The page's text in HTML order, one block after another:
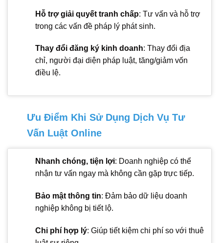
Hỗ trợ giải quyết tranh chấp: Tư vấn và hỗ trợ
trong các vấn đề pháp lý phát sinh.
Thay đổi đăng ký kinh doanh: Thay đổi địa
chỉ, người đại diện pháp luật, tăng/giảm vốn
điều lệ.
Ưu Điểm Khi Sử Dụng Dịch Vụ Tư
Vấn Luật Online
Nhanh chóng, tiện lợi: Doanh nghiệp có thể
nhận tư vấn ngay mà không cần gặp trực tiếp.
Bảo mật thông tin: Đảm bảo dữ liệu doanh
nghiệp không bị tiết lộ.
Chi phí hợp lý: Giúp tiết kiệm chi phí so với thuê